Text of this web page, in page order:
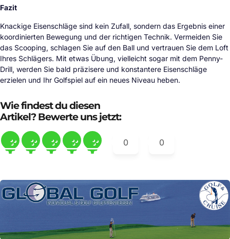
Fazit
Knackige Eisenschläge sind kein Zufall, sondern das Ergebnis einer
koordinierten Bewegung und der richtigen Technik. Vermeiden Sie
das Scooping, schlagen Sie auf den Ball und vertrauen Sie dem Loft
Ihres Schlägers. Mit etwas Übung, vielleicht sogar mit dem Penny-
Drill, werden Sie bald präzisere und konstantere Eisenschläge
erzielen und Ihr Golfspiel auf ein neues Niveau heben.
Wie findest du diesen
Artikel? Bewerte uns jetzt:
0 0